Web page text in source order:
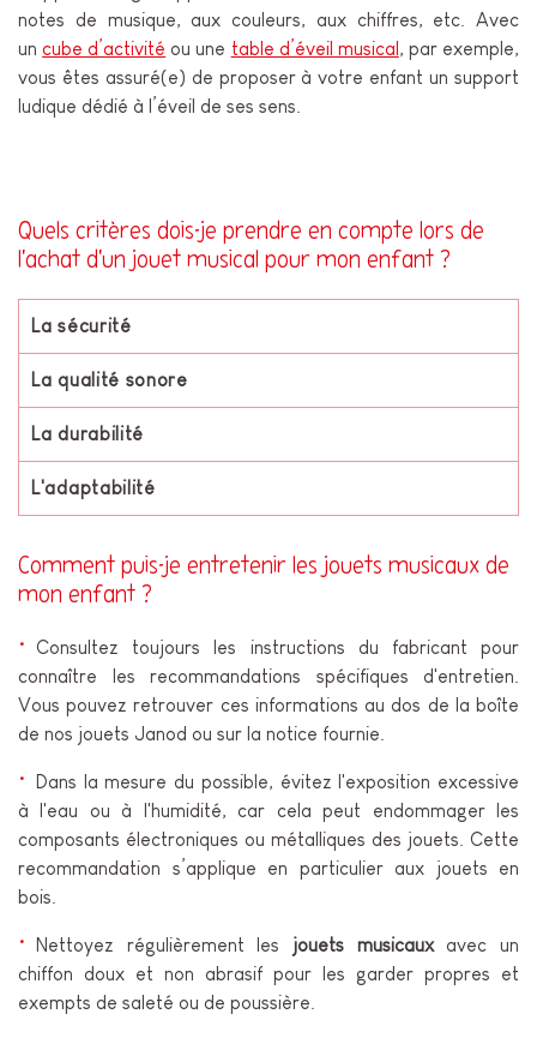
notes de musique, aux couleurs, aux chiffres, etc. Avec
uncube d’activité ou une table d’éveil musical , par exemple,
vous êtes assuré(e) de proposer à votre enfant un support
ludique dédié à l’éveil de ses sens.
Quels critères dois-je prendre en compte lors de
l'achat d'un jouet musical pour mon enfant ?
La sécurité
La qualité sonore
La durabilité
L'adaptabilité
Comment puis-je entretenir les jouets musicaux de
mon enfant ?
Consultez toujours les instructions du fabricant pour
connaître les recommandations spécifiques d'entretien.
Vous pouvez retrouver ces informations au dos de la boîte
de nos jouets Janod ou sur la notice fournie.
Dans la mesure du possible, évitez l'exposition excessive
à l'eau ou à l'humidité, car cela peut endommager les
composants électroniques ou métalliques des jouets. Cette
recommandation s’applique en particulier aux jouets en
bois.
Nettoyez régulièrement les jouets musicauxavec un
chiffon doux et non abrasif pour les garder propres et
exempts de saleté ou de poussière.